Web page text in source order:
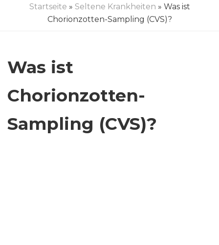
Startseite » Seltene Krankheiten » Was ist
Chorionzotten-Sampling (CVS)?
Was ist
Chorionzotten-
Sampling (CVS)?